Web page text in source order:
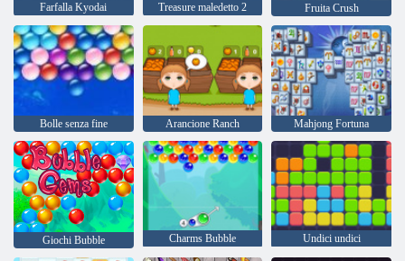
Farfalla Kyodai Treasure maledetto 2 Fruita Crush
Bolle senza fine Arancione Ranch Mahjong Fortuna
Giochi Bubble Charms Bubble Undici undici